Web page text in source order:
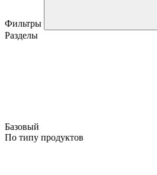
Фильтры
Разделы
Базовый
По типу продуктов